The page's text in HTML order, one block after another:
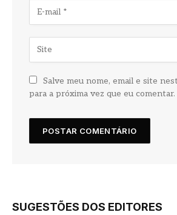
Salve meu nome, email e site
para a próxima vez que eu comentar.
SUGESTÕES DOS EDITORES